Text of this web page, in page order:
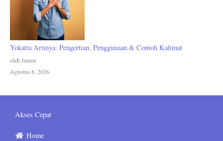
Yokatta Artinya: Pengertian, Penggunaan & Contoh Kalimat
oleh Jennie
Agustus 8, 2026
Akses Cepat
Home